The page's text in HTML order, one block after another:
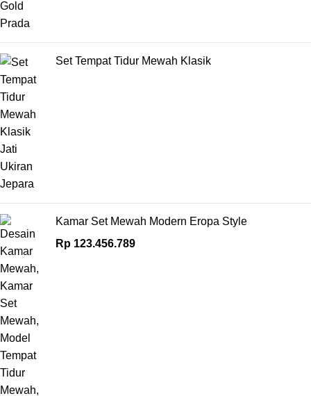
Set Tempat Tidur Mewah Klasik
Kamar Set Mewah Modern Eropa Style
Rp 123.456.789